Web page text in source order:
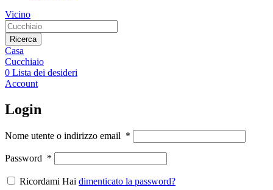
Vicino
Ricerca
Casa
Cucchiaio
0 Lista dei desideri
Account
Login
Nome utente o indirizzo email *
Password *
Ricordami Hai dimenticato la password?